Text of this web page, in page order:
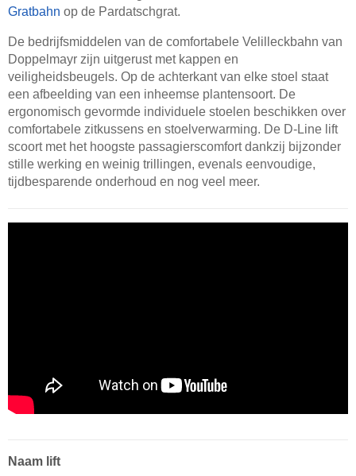
Gratbahn op de Pardatschgrat.
De bedrijfsmiddelen van de comfortabele Velilleckbahn van
Doppelmayr zijn uitgerust met kappen en
veiligheidsbeugels. Op de achterkant van elke stoel staat
een afbeelding van een inheemse plantensoort. De
ergonomisch gevormde individuele stoelen beschikken over
comfortabele zitkussens en stoelverwarming. De D-Line lift
scoort met het hoogste passagierscomfort dankzij bijzonder
stille werking en weinig trillingen, evenals eenvoudige,
tijdbesparende onderhoud en nog veel meer.
Naam lift